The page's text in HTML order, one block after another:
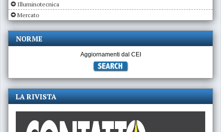
Illuminotecnica
Mercato
NORME
Aggiornamenti dal CEI
LA RIVISTA